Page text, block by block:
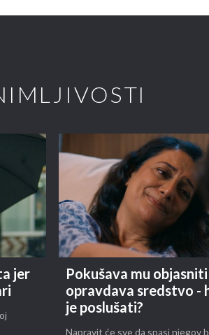
jer
Pokušava mu
opravdava sredstvo -
je poslušati?
Napravit će sve da spasi njegov